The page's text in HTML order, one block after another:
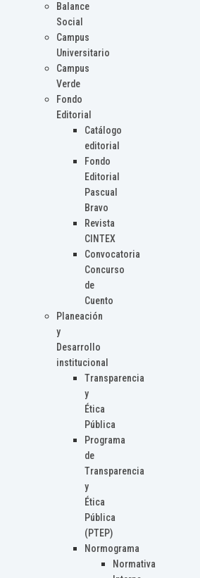
Balance
Social
Campus
Universitario
Campus
Verde
Fondo
Editorial
Catálogo
editorial
Fondo
Editorial
Pascual
Bravo
Revista
CINTEX
Convocatoria
Concurso
de
Cuento
Planeación
y
Desarrollo
institucional
Transparencia
y
Ética
Pública
Programa
de
Transparencia
y
Ética
Pública
(PTEP)
Normograma
Normativa